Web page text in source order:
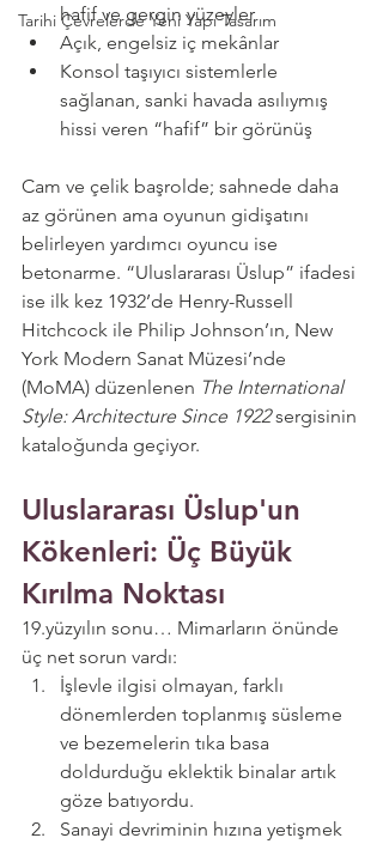
Tarihi Çevrelerde Yeni Yapı Tasarım
hafif ve gergin yüzeyler
Açık, engelsiz iç mekânlar
Konsol taşıyıcı sistemlerle
sağlanan, sanki havada asılıymış
hissi veren “hafif” bir görünüş
Cam ve çelik başrolde; sahnede daha
az görünen ama oyunun gidişatını
belirleyen yardımcı oyuncu ise
betonarme. “Uluslararası Üslup” ifadesi
ise ilk kez 1932’de Henry-Russell
Hitchcock ile Philip Johnson’ın, New
York Modern Sanat Müzesi’nde
(MoMA) düzenlenen The International
Style: Architecture Since 1922 sergisinin
kataloğunda geçiyor.
Uluslararası Üslup'un
Kökenleri: Üç Büyük
Kırılma Noktası
19.yüzyılın sonu… Mimarların önünde
üç net sorun vardı:
İşlevle ilgisi olmayan, farklı
dönemlerden toplanmış süsleme
ve bezemelerin tıka basa
doldurduğu eklektik binalar artık
göze batıyordu.
Sanayi devriminin hızına yetişmek